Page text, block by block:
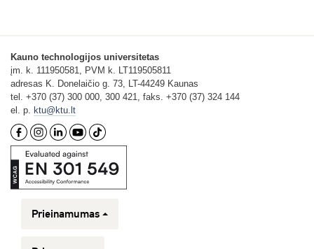
Kauno technologijos universitetas
įm. k. 111950581, PVM k. LT119505811
adresas K. Donelaičio g. 73, LT-44249 Kaunas
tel. +370 (37) 300 000, 300 421, faks. +370 (37) 324 144
el. p. ktu@ktu.lt
Prieinamumas